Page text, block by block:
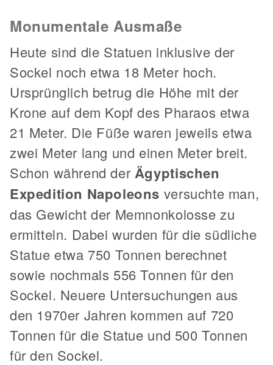
Monumentale Ausmaße
Heute sind die Statuen inklusive der
Sockel noch etwa 18 Meter hoch.
Ursprünglich betrug die Höhe mit der
Krone auf dem Kopf des Pharaos etwa
21 Meter. Die Füße waren jeweils etwa
zwei Meter lang und einen Meter breit.
Schon während der Ägyptischen
Expedition Napoleons versuchte man,
das Gewicht der Memnonkolosse zu
ermitteln. Dabei wurden für die südliche
Statue etwa 750 Tonnen berechnet
sowie nochmals 556 Tonnen für den
Sockel. Neuere Untersuchungen aus
den 1970er Jahren kommen auf 720
Tonnen für die Statue und 500 Tonnen
für den Sockel.